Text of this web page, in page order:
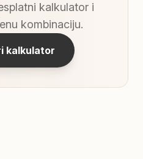
kalkulator i
kombinaciju.
kalkulator